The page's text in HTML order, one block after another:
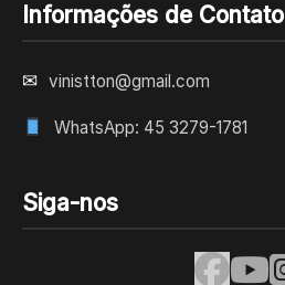
Informações de Contato
✉ vinistton@gmail.com
WhatsApp: 45 3279-1781
Siga-nos